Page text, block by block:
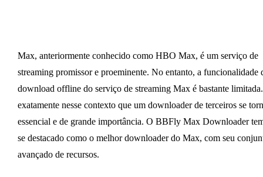
Max, anteriormente conhecido como HBO Max, é um serviço de
streaming promissor e proeminente. No entanto, a funcionalidade
download offline do serviço de streaming Max é bastante
exatamente nesse contexto que um downloader de terceiros se
essencial e de grande importância. O BBFly Max Downloader
se destacado como o melhor downloader do Max, com seu
avançado de recursos.